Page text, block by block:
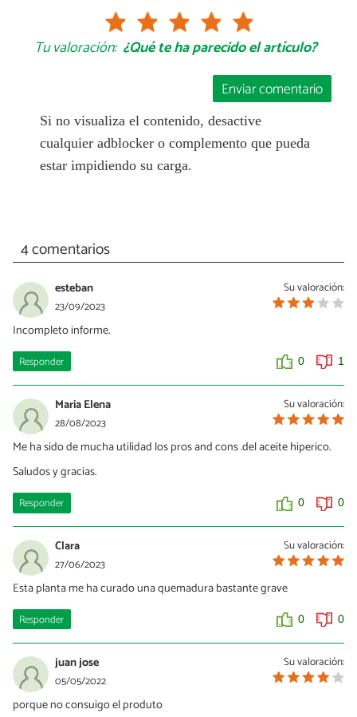
Tu valoración: ¿Qué te ha parecido el artículo?
Enviar comentario
Si no visualiza el contenido, desactive
cualquier adblocker o complemento que pueda
estar impidiendo su carga.
4 comentarios
Su valoración:
esteban
23/09/2023
Incompleto informe.
Responder 0 1
Su valoración:
Maria Elena
28/08/2023
Me ha sido de mucha utilidad los pros and cons .del aceite hiperico.
Saludos y gracias.
Responder 0 0
Su valoración:
Clara
27/06/2023
Esta planta me ha curado una quemadura bastante grave
Responder 0 0
Su valoración:
juan jose
05/05/2022
porque no consuigo el produto